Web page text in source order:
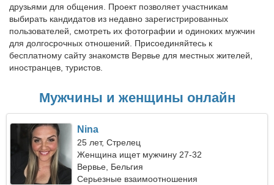
друзьями для общения. Проект позволяет участникам
выбирать кандидатов из недавно зарегистрированных
пользователей, смотреть их фотографии и одиноких мужчин
для долгосрочных отношений. Присоединяйтесь к
бесплатному сайту знакомств Вервье для местных жителей,
иностранцев, туристов.
Мужчины и женщины онлайн
Nina
25 лет, Стрелец
Женщина ищет мужчину 27-32
Вервье, Бельгия
Серьезные взаимоотношения